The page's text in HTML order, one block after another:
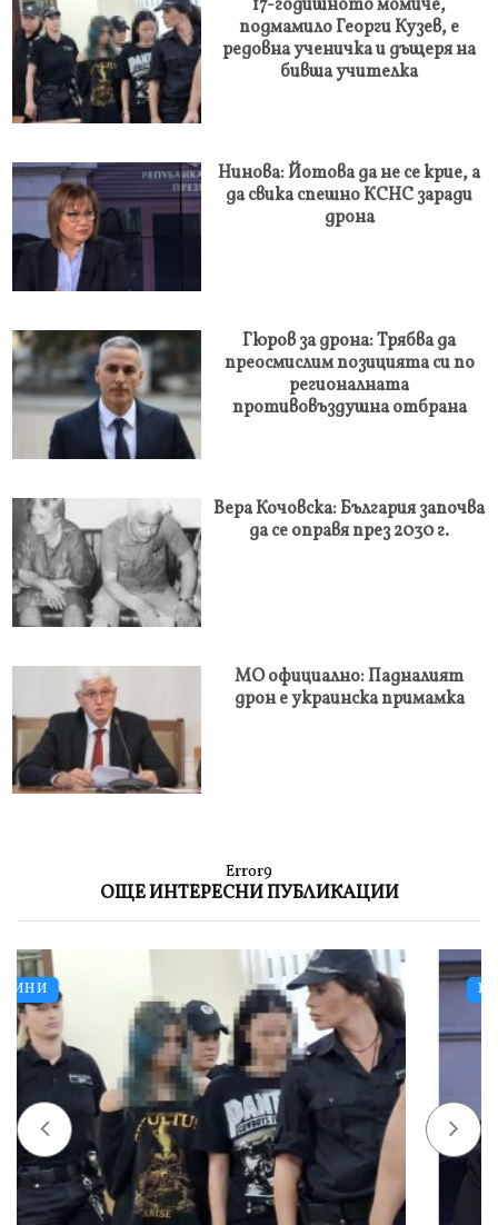
17-годишното момиче,
подмамило Георги Кузев, е
редовна ученичка и дъщеря на
бивша учителка
Нинова: Йотова да не се крие, а
да свика спешно КСНС заради
дрона
Гюров за дрона: Трябва да
преосмислим позицията си по
регионалната
противовъздушна отбрана
Вера Кочовска: България започва
да се оправя през 2030 г.
МО официално: Падналият
дрон е украинска примамка
Error9
ОЩЕ ИНТЕРЕСНИ ПУБЛИКАЦИИ
НОВИНИ